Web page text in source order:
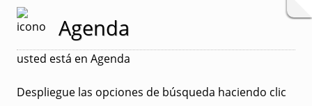
Agenda
usted está en Agenda
Despliegue las opciones de búsqueda haciendo clic